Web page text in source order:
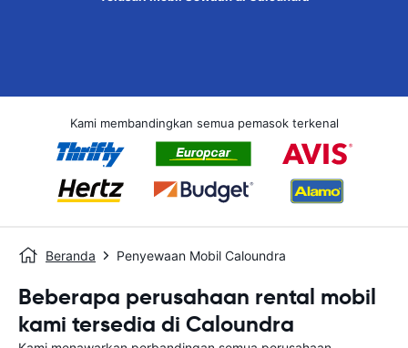
Kami membandingkan semua pemasok terkenal
Beranda Penyewaan Mobil Caloundra
Beberapa perusahaan rental mobil
kami tersedia di Caloundra